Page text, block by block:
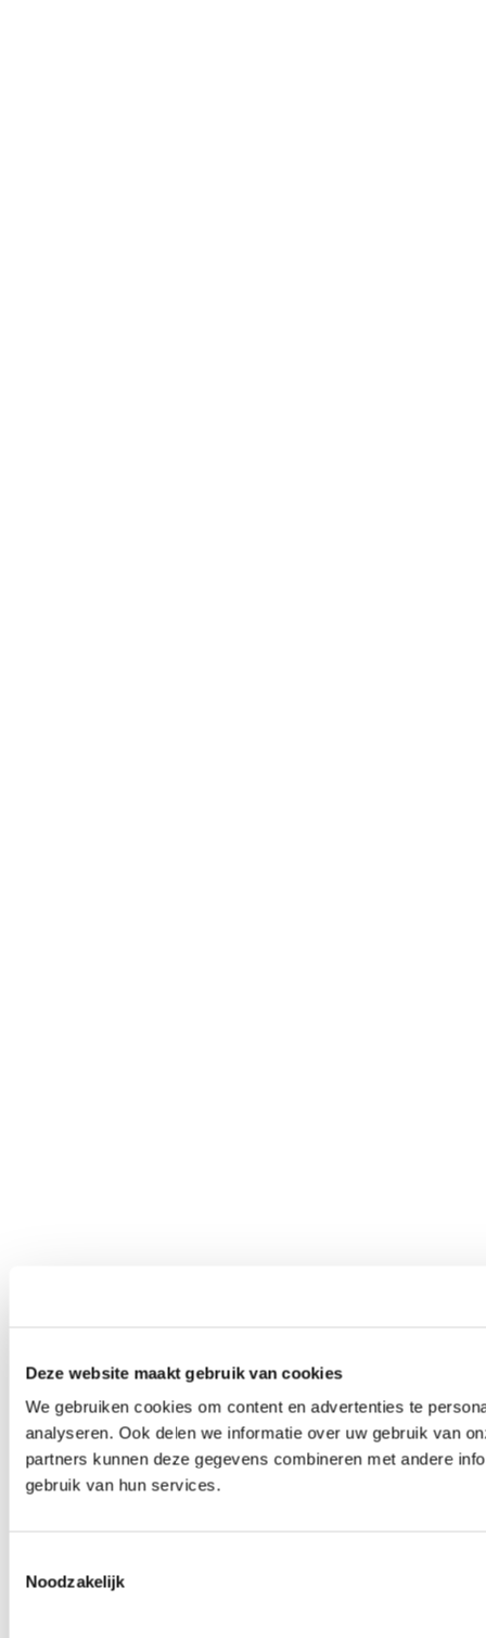
Deze website maakt gebruik van cookies
We gebruiken cookies om content en advertenties te
analyseren. Ook delen we informatie over uw gebruik van
partners kunnen deze gegevens combineren met andere
gebruik van hun services.
Noodzakelijk